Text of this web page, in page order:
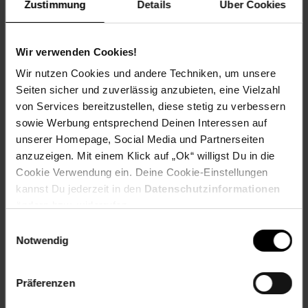
Zustimmung Details Über Cookies
Wir verwenden Cookies!
Wir nutzen Cookies und andere Techniken, um unsere
Seiten sicher und zuverlässig anzubieten, eine Vielzahl
von Services bereitzustellen, diese stetig zu verbessern
sowie Werbung entsprechend Deinen Interessen auf
unserer Homepage, Social Media und Partnerseiten
anzuzeigen. Mit einem Klick auf „Ok“ willigst Du in die
Cookie Verwendung ein. Deine Cookie-Einstellungen
kannst Du jederzeit in den Datenschutzinformationen
Notwendig
Präferenzen
Versandinformationen
Altgeräterücknahme
Fußzeile
Weitere Online-Angebote
Weinwelt